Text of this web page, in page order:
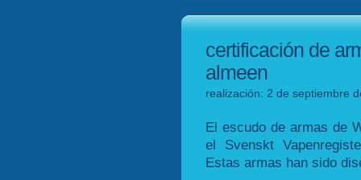
certificación de
almeen
realización: 2 de septiembre
El escudo de armas de
el Svenskt
Estas armas han sido